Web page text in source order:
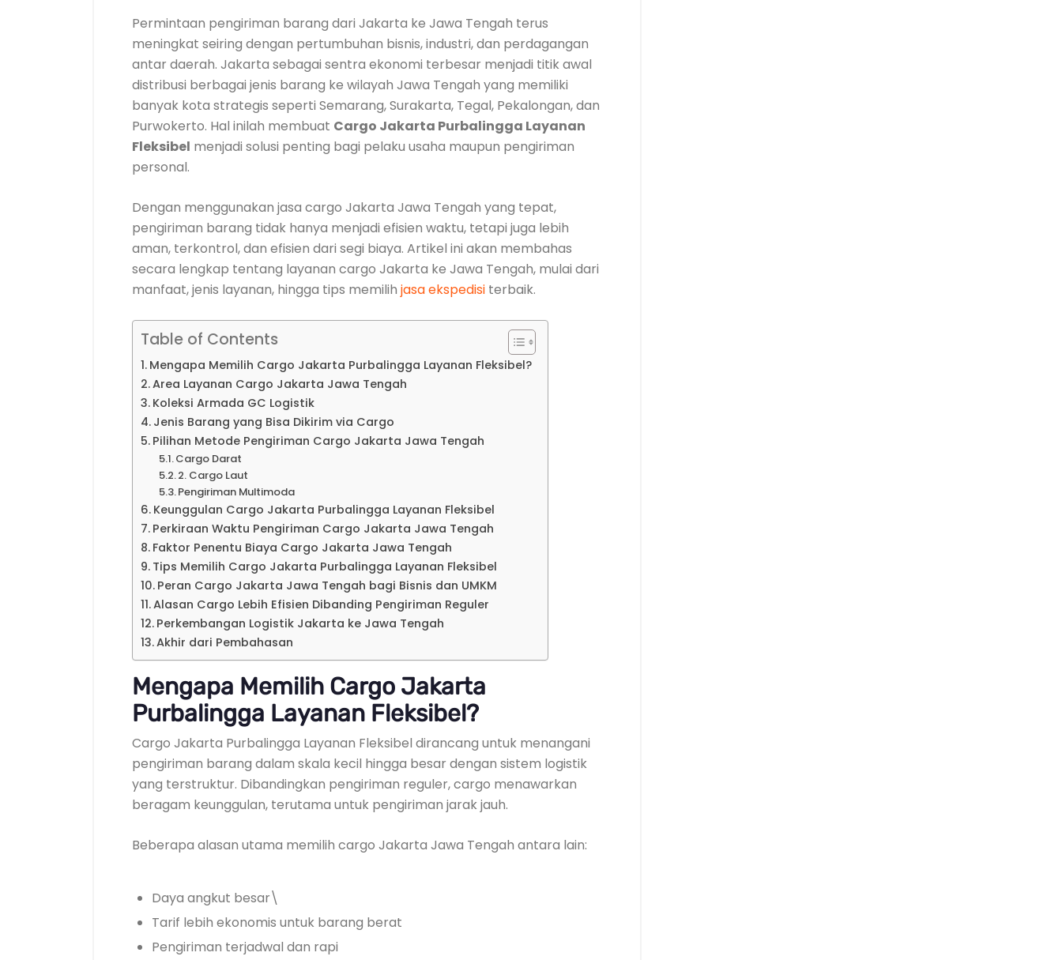
Permintaan pengiriman barang dari Jakarta ke Jawa Tengah terus
meningkat seiring dengan pertumbuhan bisnis, industri, dan perdagangan
antar daerah. Jakarta sebagai sentra ekonomi terbesar menjadi titik awal
distribusi berbagai jenis barang ke wilayah Jawa Tengah yang memiliki
banyak kota strategis seperti Semarang, Surakarta, Tegal, Pekalongan, dan
Purwokerto. Hal inilah membuat Cargo Jakarta Purbalingga Layanan
Fleksibel menjadi solusi penting bagi pelaku usaha maupun pengiriman
personal.
Dengan menggunakan jasa cargo Jakarta Jawa Tengah yang tepat,
pengiriman barang tidak hanya menjadi efisien waktu, tetapi juga lebih
aman, terkontrol, dan efisien dari segi biaya. Artikel ini akan membahas
secara lengkap tentang layanan cargo Jakarta ke Jawa Tengah, mulai dari
manfaat, jenis layanan, hingga tips memilih jasa ekspedisi terbaik.
Table of Contents
Mengapa Memilih Cargo Jakarta Purbalingga Layanan Fleksibel?
Area Layanan Cargo Jakarta Jawa Tengah
Koleksi Armada GC Logistik
Jenis Barang yang Bisa Dikirim via Cargo
Pilihan Metode Pengiriman Cargo Jakarta Jawa Tengah
Cargo Darat
2. Cargo Laut
Pengiriman Multimoda
Keunggulan Cargo Jakarta Purbalingga Layanan Fleksibel
Perkiraan Waktu Pengiriman Cargo Jakarta Jawa Tengah
Faktor Penentu Biaya Cargo Jakarta Jawa Tengah
Tips Memilih Cargo Jakarta Purbalingga Layanan Fleksibel
Peran Cargo Jakarta Jawa Tengah bagi Bisnis dan UMKM
Alasan Cargo Lebih Efisien Dibanding Pengiriman Reguler
Perkembangan Logistik Jakarta ke Jawa Tengah
Akhir dari Pembahasan
Mengapa Memilih Cargo Jakarta
Purbalingga Layanan Fleksibel?
Cargo Jakarta Purbalingga Layanan Fleksibel dirancang untuk menangani
pengiriman barang dalam skala kecil hingga besar dengan sistem logistik
yang terstruktur. Dibandingkan pengiriman reguler, cargo menawarkan
beragam keunggulan, terutama untuk pengiriman jarak jauh.
Beberapa alasan utama memilih cargo Jakarta Jawa Tengah antara lain:
Daya angkut besar\
Tarif lebih ekonomis untuk barang berat
Pengiriman terjadwal dan rapi